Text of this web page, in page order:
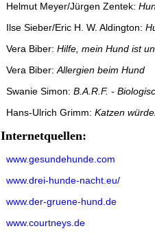
Helmut Meyer/Jürgen Zentek:
Ilse Sieber/Eric H. W. Aldington:
Vera Biber: Hilfe, mein Hund ist
Vera Biber:Allergien beim Hund
Swanie Simon: B.A.R.F. -
Hans-Ulrich Grimm: Katzen
Internetquellen:
www.gesundehunde.com
www.drei-hunde-nacht.eu/
www.der-gruene-hund.de
www.courtneys.de